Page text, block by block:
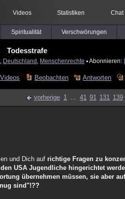
Videos Statistiken Chat
Spiritualität Verschwörungen
Todesstrafe
Deutschland Menschenrechte ▪ Abonnieren:
Beobachten Antworten
vorherige 1 ... 41 91 131 139
und Dich auf richtige Fragen zu
USA Jugendliche hingerichtet
übernehmen müssen, sie aber
sind"!??